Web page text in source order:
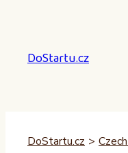
DoStartu.cz
DoStartu.cz >